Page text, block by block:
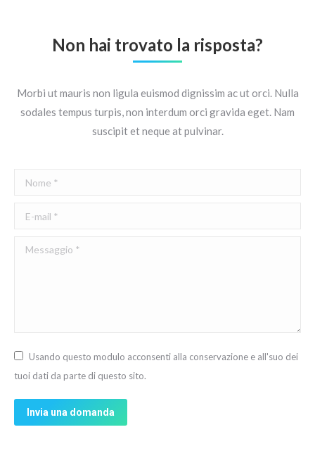
Non hai trovato la risposta?
Morbi ut mauris non ligula euismod dignissim ac ut orci. Nulla
sodales tempus turpis, non interdum orci gravida eget. Nam
suscipit et neque at pulvinar.
Nome *
E-mail *
Messaggio *
Usando questo modulo acconsenti alla conservazione e all'suo dei
tuoi dati da parte di questo sito.
Invia una domanda